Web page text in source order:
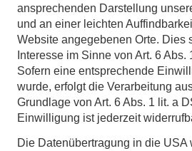
ansprechenden Darstellung
und an einer leichten
Website angegebenen Orte. Dies
Interesse im Sinne von Art. 6 Abs.
Sofern eine entsprechende
wurde, erfolgt die Verarbeitung
Grundlage von Art. 6 Abs. 1 lit. a
Einwilligung ist jederzeit
Die Datenübertragung in die USA